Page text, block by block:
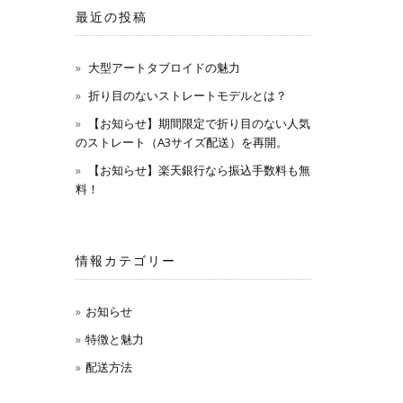
最近の投稿
大型アートタブロイドの魅力
折り目のないストレートモデルとは？
【お知らせ】期間限定で折り目のない人気
のストレート（A3サイズ配送）を再開。
【お知らせ】楽天銀行なら振込手数料も無
料！
情報カテゴリー
お知らせ
特徴と魅力
配送方法